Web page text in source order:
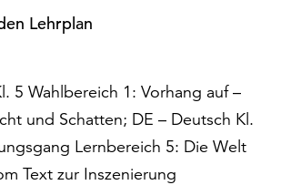
Lehrplan
5 Wahlbereich 1: Vorhang auf –
und Schatten; DE – Deutsch Kl.
Lernbereich 5: Die Welt
Text zur Inszenierung